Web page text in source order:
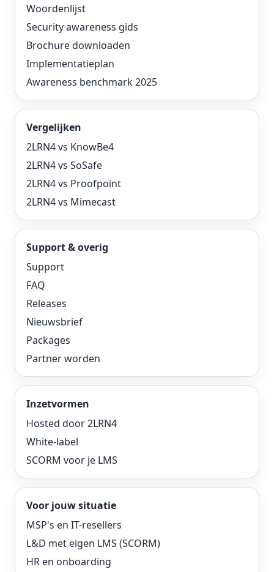
Woordenlijst
Security awareness gids
Brochure downloaden
Implementatieplan
Awareness benchmark 2025
Vergelijken
2LRN4 vs KnowBe4
2LRN4 vs SoSafe
2LRN4 vs Proofpoint
2LRN4 vs Mimecast
Support & overig
Support
FAQ
Releases
Nieuwsbrief
Packages
Partner worden
Inzetvormen
Hosted door 2LRN4
White-label
SCORM voor je LMS
Voor jouw situatie
MSP's en IT-resellers
L&D met eigen LMS (SCORM)
HR en onboarding